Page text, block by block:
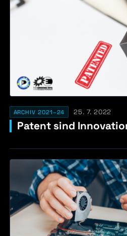
ARCHIV 2021–24 25. 7. 2022
Patent sind